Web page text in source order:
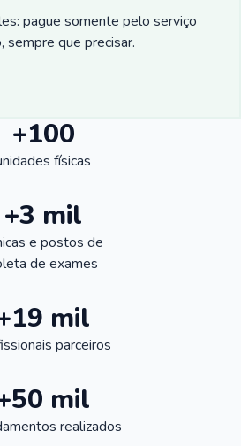
pague somente pelo serviço
sempre que precisar.
+100
físicas
+3 mil
e postos de
de exames
mil
parceiros
mil
realizados